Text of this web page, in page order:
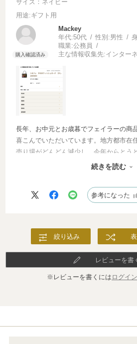
サイズ：ネイビー
用途:ギフト用
Mackey
年代:50代 性別:男性
職業:公務員
主な情報収集先:インター
長年、お中元とお歳暮でフェイラーの商
喜こんでいただいています。地方都市在
売り場がどんどん減少し、今年からとう
きなくなりましたが、デパートで購入し
続きを読む
参考になった
絞り込み
レビューを書
※レビューを書くには ログイン